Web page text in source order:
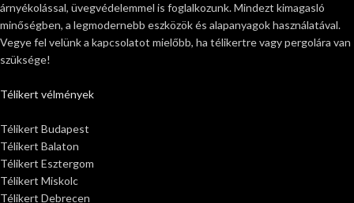
árnyékolással, üvegvédelemmel is foglalkozunk. Mindezt kimagasló
minőségben, a legmodernebb eszközök és alapanyagok használatával.
Vegye fel velünk a kapcsolatot mielőbb, ha télikertre vagy pergolára van
szüksége!
Télikert vélmények
Télikert Budapest
Télikert Balaton
Télikert Esztergom
Télikert Miskolc
Télikert Debrecen